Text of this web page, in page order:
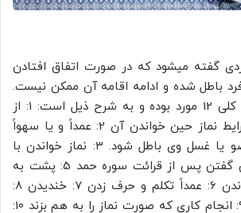
گفته میشود که در صورت اتفاق افتادن
باطل شده و ادامه اقامه آن ممکن نیست.
این مبطلات بصورت کلی 12 مورد بوده و به شرح ذیل است: 1: از
بین رفتن یکی از شرایط نماز حین خواندن آن 2: عمداً و یا سهواً
اتفاقی بیفتد که وضو یا غسل وی باطل شود. 3: نماز خواندن با
دست بسته 4: آمین گفتن پس از قرائت سوره حمد 5: پشت به
سمت قبله نماز خواندن 6: عمداً تکلم و حرف زدن 7: خندیدن 8:
گریه بر امور دنیوی 9: انجام کاری که صورت نماز را به هم بزند 10: